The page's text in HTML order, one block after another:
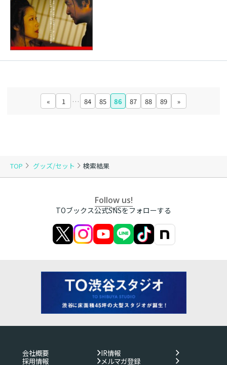
TOP グッズ/セット 検索結果
« 1 … 84 85 86 87 88 89 »
Follow us!
TOブックス公式SNSをフォローする
会社概要
IR情報
採用情報
メルマガ登録